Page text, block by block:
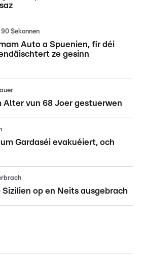
Sekonnen
Auto a Spuenien, fir déi
ze gesinn
Alter vun 68 Joer gestuerwen
Gardaséi evakuéiert, och
op en Neits ausgebrach